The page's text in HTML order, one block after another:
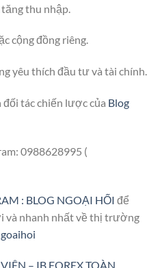
thu nhập.
cộng đồng riêng.
yêu thích đầu tư và tài chính.
tác chiến lược của Blog
0988628995 (
: BLOG NGOẠI HỐI để
và nhanh nhất về thị trường
– IB FOREX TOÀN